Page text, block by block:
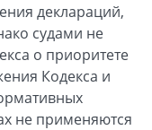
деклараций,
судами не
о приоритете
Кодекса и
не применяются